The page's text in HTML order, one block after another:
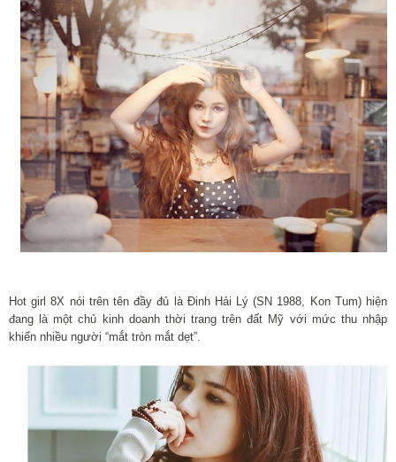
Hot girl 8X nói trên tên đầy đủ là Đinh Hải Lý (SN 1988, Kon Tum) hiện
đang là một chủ kinh doanh thời trang trên đất Mỹ với mức thu nhập
khiến nhiều người “mắt tròn mắt dẹt”.